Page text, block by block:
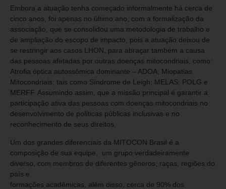
Embora a atuação tenha começado informalmente há cerca de
cinco anos, foi apenas no último ano, com a formalização da
associação, que se consolidou uma metodologia de trabalho e
de ampliação do escopo de impacto, pois a atuação deixou de
se restringir aos casos LHON, para abraçar também a causa
das pessoas afetadas por outras doenças mitocondriais, como:
Atrofia óptica autossômica dominante – ADOA; Miopatias
Mitocondriais; tais como Síndrome de Leigh; MELAS; POLG e
MERFF. Assumindo assim, que a missão principal é garantir a
participação ativa das pessoas com doenças mitocondriais no
desenvolvimento de políticas públicas inclusivas e no
reconhecimento de seus direitos.
Um dos grandes diferenciais da MITOCON Brasil é a
composição de sua equipe, um grupo verdadeiramente
diverso, com membros de diferentes gêneros, raças, regiões do
país e
formações acadêmicas, além disso, cerca de 90% dos